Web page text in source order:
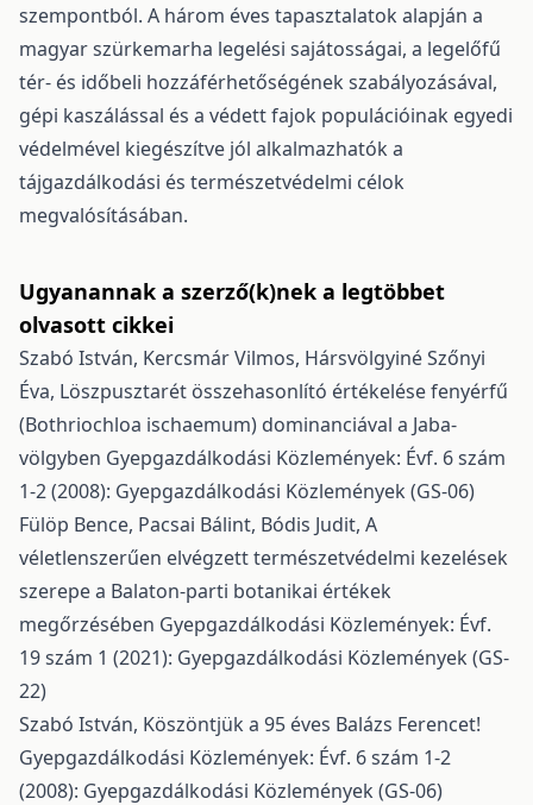
szempontból. A három éves tapasztalatok alapján a
magyar szürkemarha legelési sajátosságai, a legelőfű
tér- és időbeli hozzáférhetőségének szabályozásával,
gépi kaszálással és a védett fajok populációinak egyedi
védelmével kiegészítve jól alkalmazhatók a
tájgazdálkodási és természetvédelmi célok
megvalósításában.
Ugyanannak a szerző(k)nek a legtöbbet
olvasott cikkei
Szabó István, Kercsmár Vilmos, Hársvölgyiné Szőnyi
Éva, Löszpusztarét összehasonlító értékelése fenyérfű
(Bothriochloa ischaemum) dominanciával a Jaba-
völgyben Gyepgazdálkodási Közlemények: Évf. 6 szám
1-2 (2008): Gyepgazdálkodási Közlemények (GS-06)
Fülöp Bence, Pacsai Bálint, Bódis Judit, A
véletlenszerűen elvégzett természetvédelmi kezelések
szerepe a Balaton-parti botanikai értékek
megőrzésében Gyepgazdálkodási Közlemények: Évf.
19 szám 1 (2021): Gyepgazdálkodási Közlemények (GS-
22)
Szabó István, Köszöntjük a 95 éves Balázs Ferencet!
Gyepgazdálkodási Közlemények: Évf. 6 szám 1-2
(2008): Gyepgazdálkodási Közlemények (GS-06)